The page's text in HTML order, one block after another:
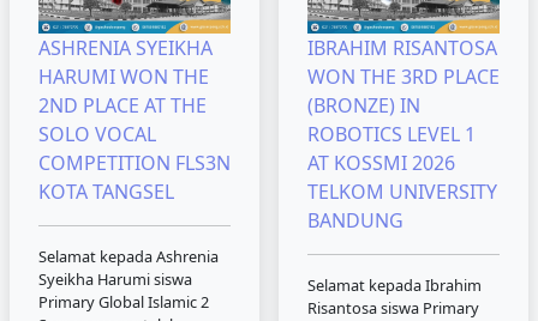
ASHRENIA SYEIKHA
HARUMI WON THE
2ND PLACE AT THE
SOLO VOCAL
COMPETITION FLS3N
KOTA TANGSEL
Selamat kepada Ashrenia
Syeikha Harumi siswa
Primary Global Islamic 2
IBRAHIM RISANTOSA
WON THE 3RD PLACE
(BRONZE) IN
ROBOTICS LEVEL 1
AT KOSSMI 2026
TELKOM UNIVERSITY
BANDUNG
Selamat kepada Ibrahim
Risantosa siswa Primary